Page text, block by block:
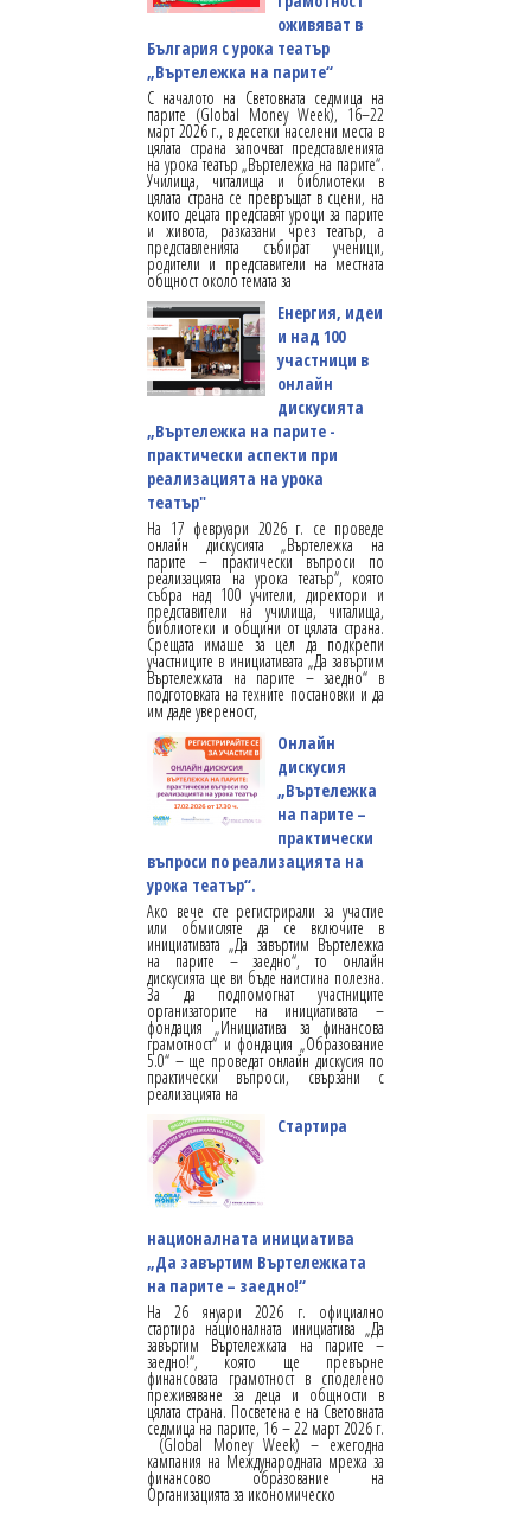
оживяват в
България с урока театър
„Въртележка на парите“
С началото на Световната седмица на
парите (Global Money Week), 16–22
март 2026 г., в десетки населени места в
цялата страна започват представленията
на урока театър „Въртележка на парите“.
Училища, читалища и библиотеки в
цялата страна се превръщат в сцени, на
които децата представят уроци за парите
и живота, разказани чрез театър, а
представленията събират ученици,
родители и представители на местната
общност около темата за
Енергия, идеи
и над 100
участници в
онлайн
дискусията
„Въртележка на парите -
практически аспекти при
реализацията на урока
театър"
На 17 февруари 2026 г. се проведе
онлайн дискусията „Въртележка на
парите – практически въпроси по
реализацията на урока театър“, която
събра над 100 учители, директори и
представители на училища, читалища,
библиотеки и общини от цялата страна.
Срещата имаше за цел да подкрепи
участниците в инициативата „Да завъртим
Въртележката на парите – заедно“ в
подготовката на техните постановки и да
им даде увереност,
Онлайн
дискусия
„Въртележка
на парите –
практически
въпроси по реализацията на
урока театър“.
Ако вече сте регистрирали за участие
или обмисляте да се включите в
инициативата „Да завъртим Въртележка
на парите – заедно“, то онлайн
дискусията ще ви бъде наистина полезна.
За да подпомогнат участниците
организаторите на инициативата –
фондация „Инициатива за финансова
грамотност“ и фондация „Образование
5.0“ – ще проведат онлайн дискусия по
практически въпроси, свързани с
реализацията на
Стартира
националната инициатива
„Да завъртим Въртележката
на парите – заедно!“
На 26 януари 2026 г. официално
стартира националната инициатива „Да
завъртим Въртележката на парите –
заедно!“, която ще превърне
финансовата грамотност в споделено
преживяване за деца и общности в
цялата страна. Посветена е на Световната
седмица на парите, 16 – 22 март 2026 г.
(Global Money Week) – ежегодна
кампания на Международната мрежа за
финансово образование на
Организацията за икономическо